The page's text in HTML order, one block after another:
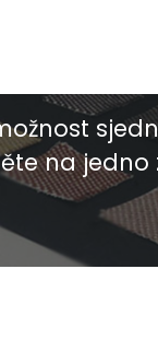
na jedno